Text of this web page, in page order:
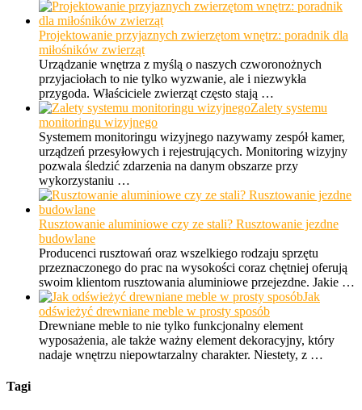
Projektowanie przyjaznych zwierzętom wnętrz: poradnik dla
miłośników zwierząt
Urządzanie wnętrza z myślą o naszych czworonożnych
przyjaciołach to nie tylko wyzwanie, ale i niezwykła
przygoda. Właściciele zwierząt często stają …
Zalety systemu
monitoringu wizyjnego
Systemem monitoringu wizyjnego nazywamy zespół kamer,
urządzeń przesyłowych i rejestrujących. Monitoring wizyjny
pozwala śledzić zdarzenia na danym obszarze przy
wykorzystaniu …
Rusztowanie aluminiowe czy ze stali? Rusztowanie jezdne
budowlane
Producenci rusztowań oraz wszelkiego rodzaju sprzętu
przeznaczonego do prac na wysokości coraz chętniej oferują
swoim klientom rusztowania aluminiowe przejezdne. Jakie …
Jak
odświeżyć drewniane meble w prosty sposób
Drewniane meble to nie tylko funkcjonalny element
wyposażenia, ale także ważny element dekoracyjny, który
nadaje wnętrzu niepowtarzalny charakter. Niestety, z …
Tagi